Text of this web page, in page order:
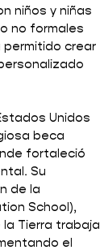
niños y niñas
no formales
permitido crear
Unidos
beca
fortaleció
Su
de la
School),
la Tierra trabaja
el